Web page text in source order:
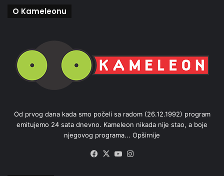
O Kameleonu
Od prvog dana kada smo počeli sa radom (26.12.1992) program
emitujemo 24 sata dnevno. Kameleon nikada nije stao, a boje
njegovog programa... Opširnije
Facebook
X YouTube